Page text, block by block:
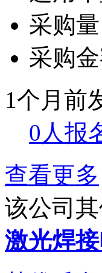
采购量
采购
1个月前
0人报
查看更多
该公司
激光焊